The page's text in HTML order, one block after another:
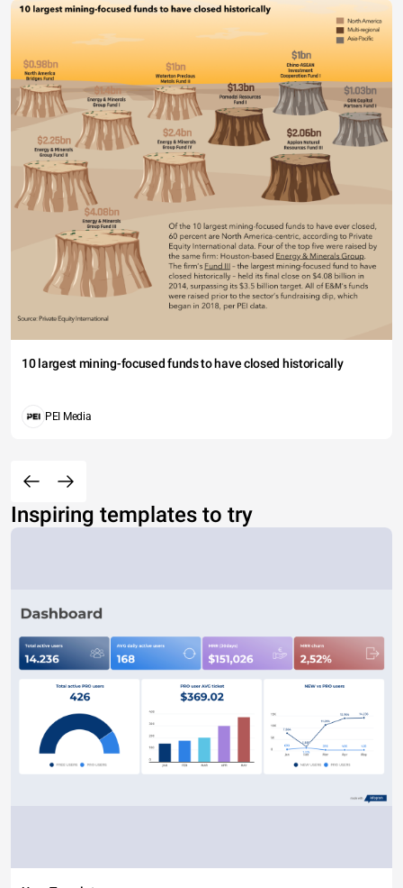
10 largest mining-focused funds to have closed historically
PEI Media
Inspiring templates to try